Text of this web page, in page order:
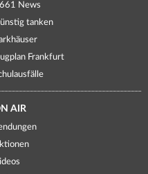
News
tanken
Frankfurt
AIR